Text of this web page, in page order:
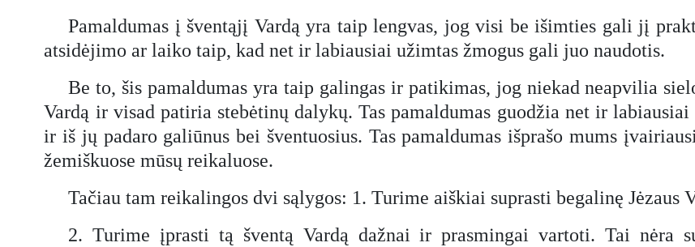
Pamaldumas į šventąjį Vardą yra taip lengvas, jog visi be išimties gali jį
atsidėjimo ar laiko taip, kad net ir labiausiai užimtas žmogus gali juo naudotis.
Be to, šis pamaldumas yra taip galingas ir patikimas, jog niekad neapvilia
Vardą ir visad patiria stebėtinų dalykų. Tas pamaldumas guodžia net ir
ir iš jų padaro galiūnus bei šventuosius. Tas pamaldumas išprašo mums
žemiškuose mūsų reikaluose.
Tačiau tam reikalingos dvi sąlygos: 1. Turime aiškiai suprasti begalinę Jėzaus
2. Turime įprasti tą šventą Vardą dažnai ir prasmingai vartoti. Tai nėra